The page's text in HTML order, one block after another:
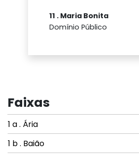
11 . Maria Bonita
Domínio Público
Faixas
1 a . Ária
1 b . Baião